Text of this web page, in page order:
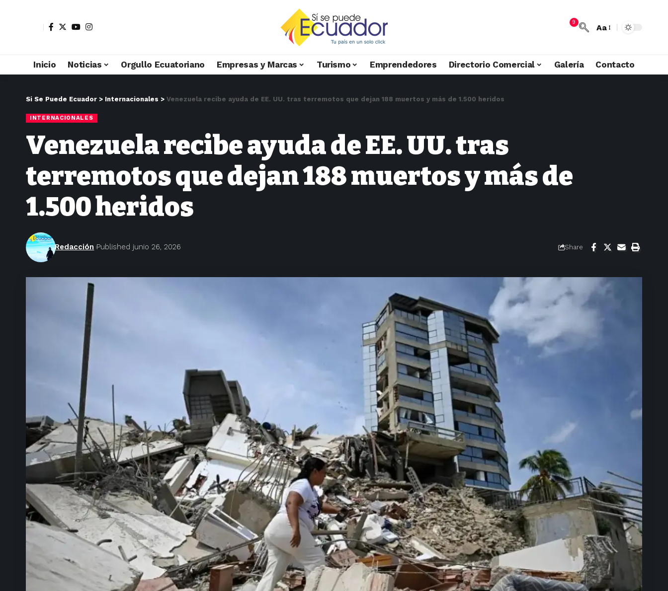
9
Aa
Inicio Noticias Orgullo Ecuatoriano Empresas y Marcas Turismo Emprendedores Directorio Comercial Galería Contacto
Si Se Puede Ecuador > Internacionales > Venezuela recibe ayuda de EE. UU. tras terremotos que dejan 188 muertos y más de 1.500 heridos
INTERNACIONALES
Venezuela recibe ayuda de EE. UU. tras
terremotos que dejan 188 muertos y más de
1.500 heridos
Redacción Published junio 26, 2026 Share